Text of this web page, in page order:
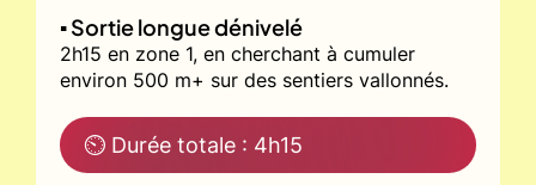
▪️ Sortie longue dénivelé
2h15 en zone 1, en cherchant à cumuler
environ 500 m+ sur des sentiers vallonnés.
⏲ Durée totale : 4h15